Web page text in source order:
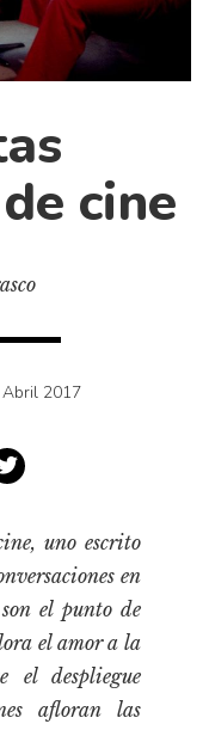
cine
Abril 2017
uno escrito
en
el punto de
el amor a la
el despliegue
afloran las